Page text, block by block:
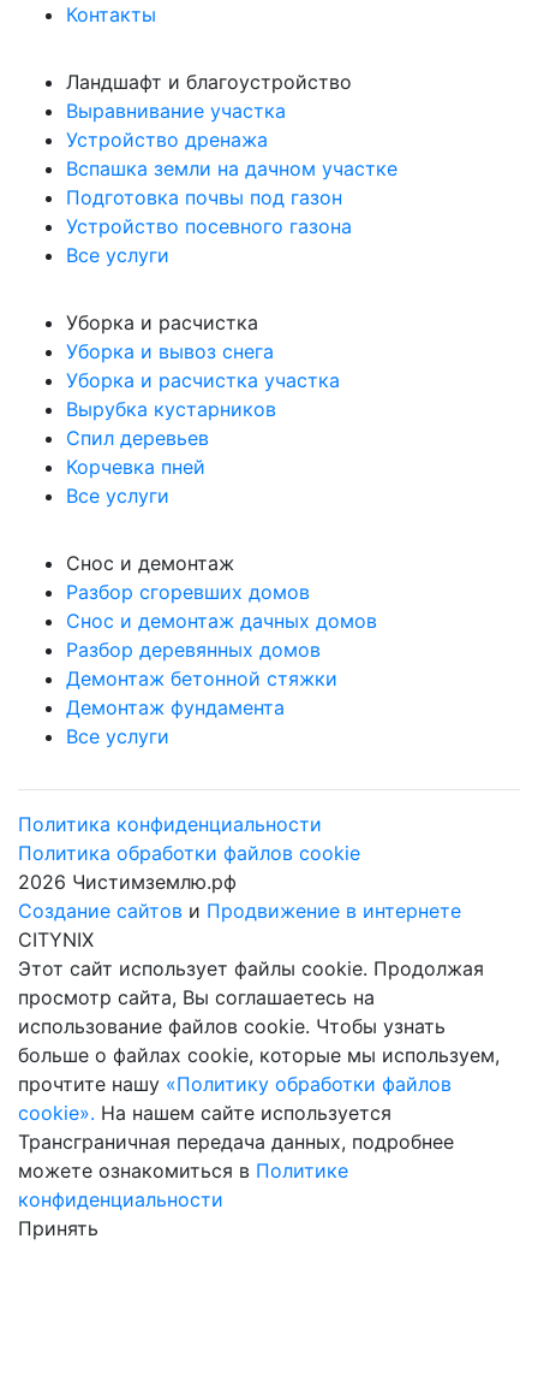
Контакты
Ландшафт и благоустройство
Выравнивание участка
Устройство дренажа
Вспашка земли на дачном участке
Подготовка почвы под газон
Устройство посевного газона
Все услуги
Уборка и расчистка
Уборка и вывоз снега
Уборка и расчистка участка
Вырубка кустарников
Спил деревьев
Корчевка пней
Все услуги
Снос и демонтаж
Разбор сгоревших домов
Снос и демонтаж дачных домов
Разбор деревянных домов
Демонтаж бетонной стяжки
Демонтаж фундамента
Все услуги
Политика конфиденциальности
Политика обработки файлов cookie
2026 Чистимземлю.рф
Создание сайтов и Продвижение в интернете
CITYNIX
Этот сайт использует файлы cookie. Продолжая
просмотр сайта, Вы соглашаетесь на
использование файлов cookie. Чтобы узнать
больше о файлах cookie, которые мы используем,
прочтите нашу «Политику обработки файлов
cookie». На нашем сайте используется
Трансграничная передача данных, подробнее
можете ознакомиться в Политике
конфиденциальности
Принять